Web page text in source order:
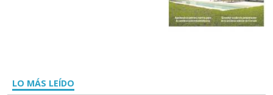
LO MÁS LEÍDO